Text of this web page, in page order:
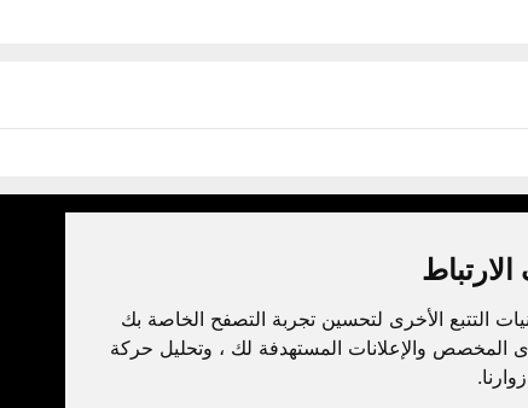
التتبع الأخرى لتحسين تجربة التصفح الخاصة بك
المخصص والإعلانات المستهدفة لك ، وتحليل حركة